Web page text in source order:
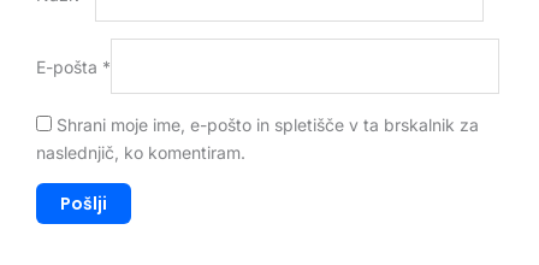
E-pošta *
Shrani moje ime, e-pošto in spletišče v ta brskalnik za
naslednjič, ko komentiram.